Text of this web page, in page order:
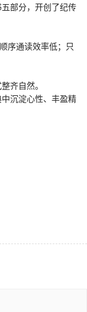
部分，开创了纪传
序通读效率低；只
齐自然。
沉淀心性、丰盈精